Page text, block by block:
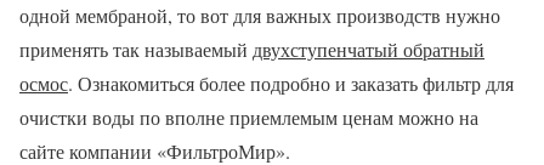
одной мембраной, то вот для важных производств нужно
применять так называемый двухступенчатый обратный
осмос. Ознакомиться более подробно и заказать фильтр для
очистки воды по вполне приемлемым ценам можно на
сайте компании «ФильтроМир».